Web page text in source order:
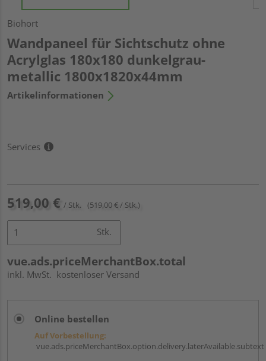
Biohort
Wandpaneel für Sichtschutz ohne
Acrylglas 180x180 dunkelgrau-
metallic 1800x1820x44mm
Artikelinformationen
Services
519,00 € / Stk. (519,00 € / Stk.)
Stk.
vue.ads.priceMerchantBox.total
inkl. MwSt. kostenloser Versand
Online bestellen
Auf Vorbestellung:
vue.ads.priceMerchantBox.option.delivery.laterAvailable.subtext